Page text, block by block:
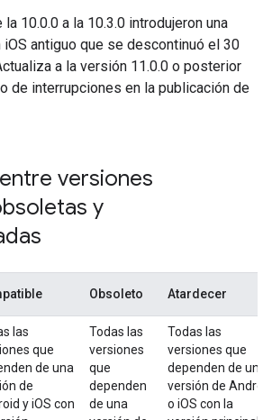
10.0.0 a la 10.3.0 introdujeron una
iOS antiguo que se descontinuó el 30
a la versión 11.0.0 o posterior
de interrupciones en la publicación de
versiones
y
Obsoleto Atardecer
las
que
de una
de
y iOS con
Todas las
versiones
que
dependen
de una
Todas las
versiones que
dependen de una
versión de
o iOS con la